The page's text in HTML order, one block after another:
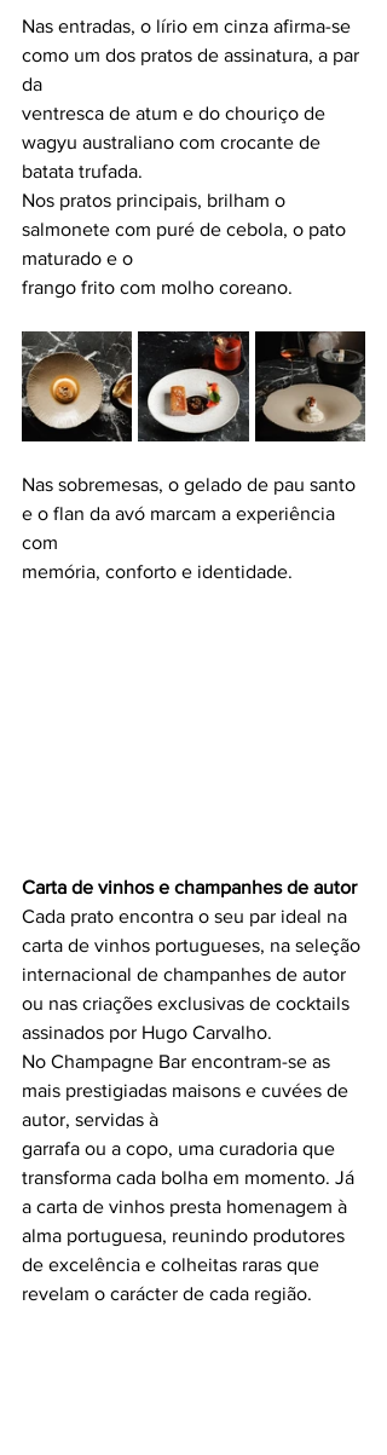
Nas entradas, o lírio em cinza afirma-se
como um dos pratos de assinatura, a par
da
ventresca de atum e do chouriço de
wagyu australiano com crocante de
batata trufada.
Nos pratos principais, brilham o
salmonete com puré de cebola, o pato
maturado e o
frango frito com molho coreano.
Nas sobremesas, o gelado de pau santo
e o flan da avó marcam a experiência
com
memória, conforto e identidade.
Carta de vinhos e champanhes de autor
Cada prato encontra o seu par ideal na
carta de vinhos portugueses, na seleção
internacional de champanhes de autor
ou nas criações exclusivas de cocktails
assinados por Hugo Carvalho.
No Champagne Bar encontram-se as
mais prestigiadas maisons e cuvées de
autor, servidas à
garrafa ou a copo, uma curadoria que
transforma cada bolha em momento. Já
a carta de vinhos presta homenagem à
alma portuguesa, reunindo produtores
de excelência e colheitas raras que
revelam o carácter de cada região.